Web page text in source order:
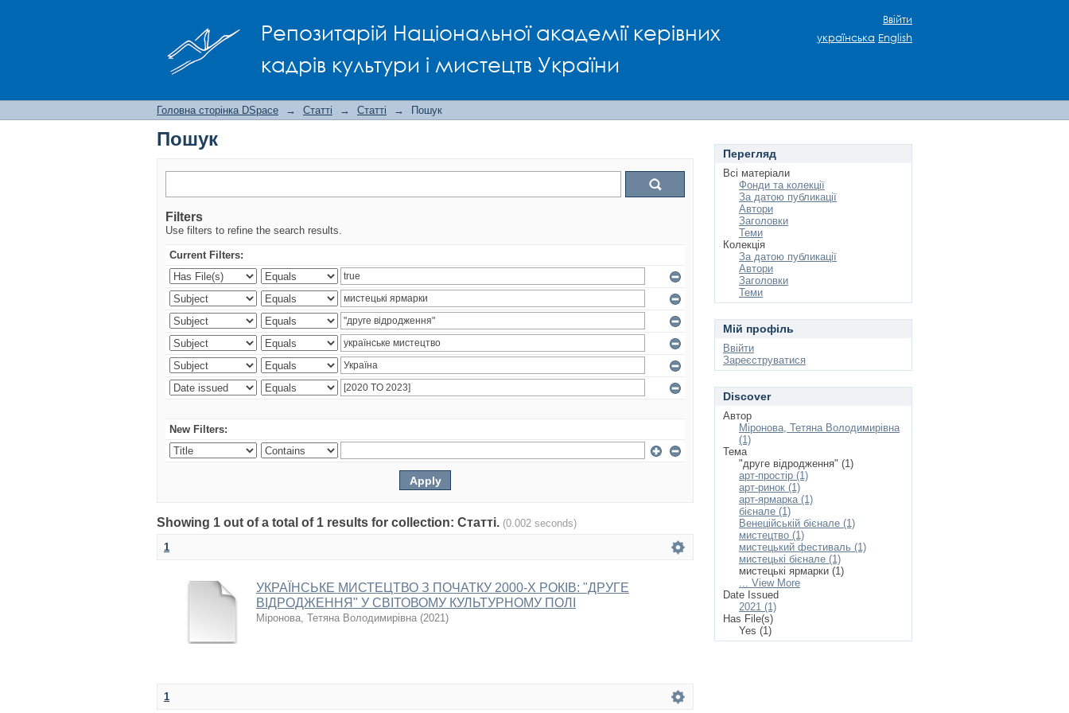
Репозитарій Національної академії керівних
кадрів культури і мистецтв України
Ввійти
українська English
Головна сторінка DSpace → Статті → Статті → Пошук
Пошук
Filters
Use filters to refine the search results.
Current Filters:
New Filters:
Showing 1 out of a total of 1 results for collection: Статті. (0.002 seconds)
1
УКРАЇНСЬКЕ МИСТЕЦТВО З ПОЧАТКУ 2000-Х РОКІВ: "ДРУГЕ
ВІДРОДЖЕННЯ" У СВІТОВОМУ КУЛЬТУРНОМУ ПОЛІ
Міронова, Тетяна Володимирівна (2021)
1
Перегляд
Всі матеріали
Фонди та колекції
За датою публикації
Автори
Заголовки
Теми
Колекція
За датою публикації
Автори
Заголовки
Теми
Мій профіль
Ввійти
Зареєструватися
Discover
Автор
Міронова, Тетяна Володимирівна
(1)
Тема
"друге відродження" (1)
арт-простір (1)
арт-ринок (1)
арт-ярмарка (1)
бієнале (1)
Венеційській бієнале (1)
мистецтво (1)
мистецький фестиваль (1)
мистецькі бієнале (1)
мистецькі ярмарки (1)
... View More
Date Issued
2021 (1)
Has File(s)
Yes (1)